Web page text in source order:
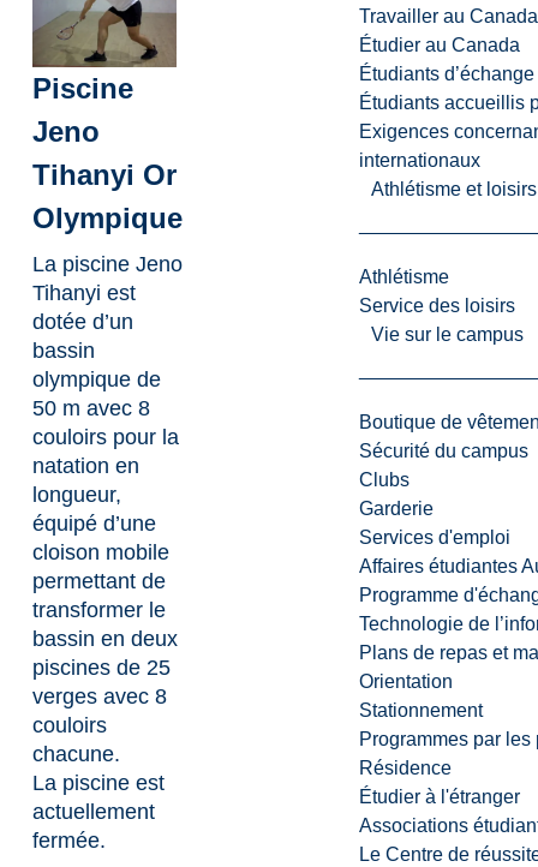
Travailler au Canada
Étudier au Canada
Étudiants
Étudiants accueillis
Exigences
internationaux
Athlétisme et
Athlétisme
Service des loisirs
Vie sur le campus
Boutique de
Sécurité du campus
Clubs
Garderie
Services d'emploi
Affaires étudiantes
Programme
Technologie de
Plans de repas et
Orientation
Stationnement
Programmes par les
Résidence
Étudier à l'étranger
Associations
Le Centre de
Piscine
Jeno
Tihanyi Or
Olympique
La piscine Jeno
Tihanyi est
dotée d’un
bassin
olympique de
50 m avec 8
couloirs pour la
natation en
longueur,
équipé d’une
cloison mobile
permettant de
transformer le
bassin en deux
piscines de 25
verges avec 8
couloirs
chacune.
La piscine est
actuellement
fermée.